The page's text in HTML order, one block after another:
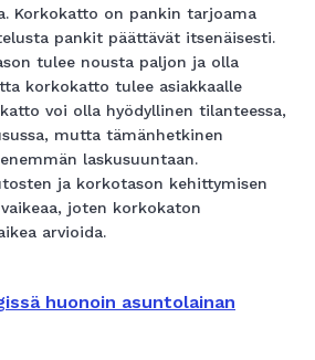
Korkokatto on pankin tarjoama
pankit päättävät itsenäisesti.
tulee nousta paljon ja olla
korkokatto tulee asiakkaalle
voi olla hyödyllinen tilanteessa,
mutta tämänhetkinen
laskusuuntaan.
ja korkotason kehittymisen
joten korkokaton
arvioida.
huonoin asuntolainan